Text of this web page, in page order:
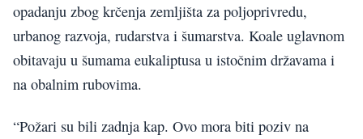
opadanju zbog krčenja zemljišta za poljoprivredu,
urbanog razvoja, rudarstva i šumarstva. Koale uglavnom
obitavaju u šumama eukaliptusa u istočnim državama i
na obalnim rubovima.
“Požari su bili zadnja kap. Ovo mora biti poziv na